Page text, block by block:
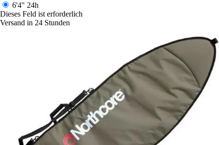
6'4" 24h
Dieses Feld ist erforderlich
Versand in 24 Stunden